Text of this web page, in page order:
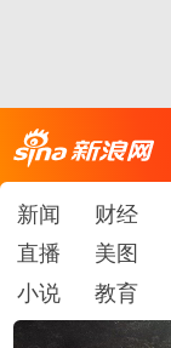
新闻 财经
直播
美图
小说
教育